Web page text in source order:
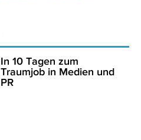
In 10 Tagen zum
Traumjob in Medien und
PR